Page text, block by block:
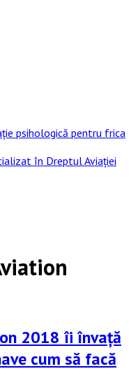
psihologică pentru frica
în Dreptul Aviației
2018 îi învață
cum să facă